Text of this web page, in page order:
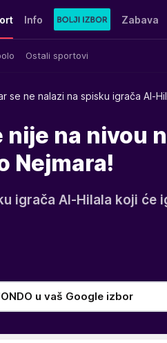
Ostali sportovi
Info Zabava
se ne nalazi na spisku igrača Al-
nije na nivou
Nejmara!
igrača Al-Hilala koji će
u vaš Google izbor